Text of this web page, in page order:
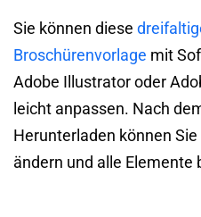
Sie können diese
Broschürenvorlage mit
Adobe Illustrator oder
leicht anpassen. Nach
Herunterladen können Sie
ändern und alle Elemente